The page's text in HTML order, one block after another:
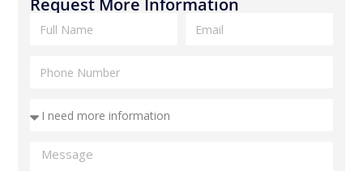
Request More Information